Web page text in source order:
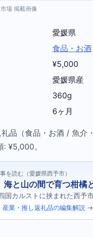
場 掲載画像
愛媛県
食品・お酒
¥5,000
愛媛県産
360g
6ヶ月
品（食品・お酒 / 魚介
: ¥5,000。
を読む（愛媛県西予市）
海と山の間で育つ柑
国カルストに挟まれた西予
産業・推し返礼品の編集解説 →